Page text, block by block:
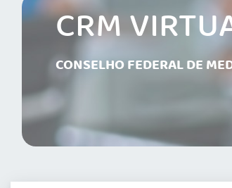
CRM
CONSELHO FEDERAL DE